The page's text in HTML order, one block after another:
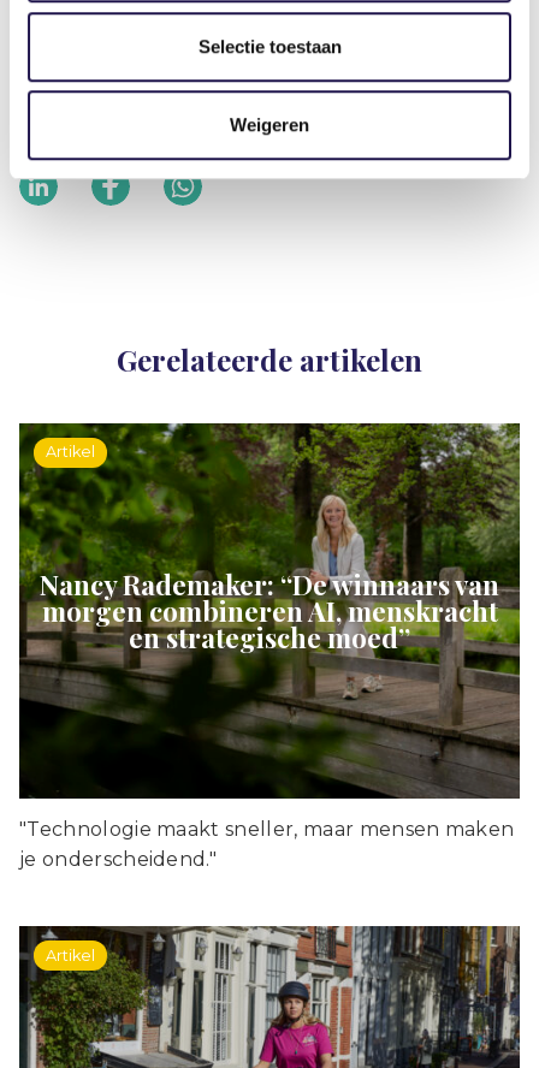
Selectie toestaan
Weigeren
Gerelateerde artikelen
Artikel
Nancy Rademaker: “De winnaars van
morgen combineren AI, menskracht
en strategische moed”
"Technologie maakt sneller, maar mensen maken
je onderscheidend."
Artikel